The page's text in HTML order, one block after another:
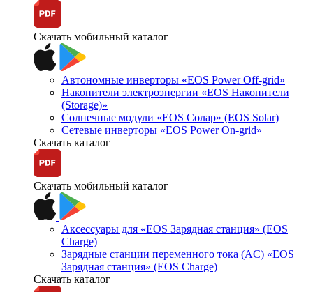
Скачать мобильный каталог
Автономные инверторы «EOS Power Off-grid»
Накопители электроэнергии «EOS Накопители
(Storage)»
Солнечные модули «EOS Солар» (EOS Solar)
Сетевые инверторы «EOS Power On-grid»
Скачать каталог
Скачать мобильный каталог
Аксессуары для «EOS Зарядная станция» (EOS
Charge)
Зарядные станции переменного тока (AC) «EOS
Зарядная станция» (EOS Charge)
Скачать каталог